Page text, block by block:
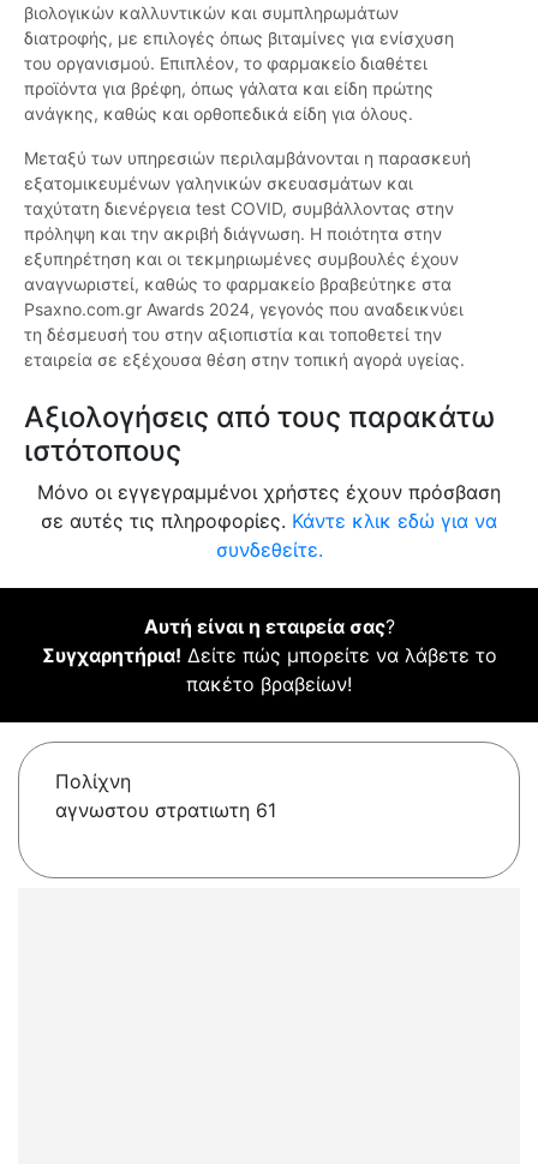
βιολογικών καλλυντικών και συμπληρωμάτων
διατροφής, με επιλογές όπως βιταμίνες για ενίσχυση
του οργανισμού. Επιπλέον, το φαρμακείο διαθέτει
προϊόντα για βρέφη, όπως γάλατα και είδη πρώτης
ανάγκης, καθώς και ορθοπεδικά είδη για όλους.
Μεταξύ των υπηρεσιών περιλαμβάνονται η παρασκευή
εξατομικευμένων γαληνικών σκευασμάτων και
ταχύτατη διενέργεια test COVID, συμβάλλοντας στην
πρόληψη και την ακριβή διάγνωση. Η ποιότητα στην
εξυπηρέτηση και οι τεκμηριωμένες συμβουλές έχουν
αναγνωριστεί, καθώς το φαρμακείο βραβεύτηκε στα
Psaxno.com.gr Awards 2024, γεγονός που αναδεικνύει
τη δέσμευσή του στην αξιοπιστία και τοποθετεί την
εταιρεία σε εξέχουσα θέση στην τοπική αγορά υγείας.
Αξιολογήσεις από τους παρακάτω
ιστότοπους
Μόνο οι εγγεγραμμένοι χρήστες έχουν πρόσβαση
σε αυτές τις πληροφορίες. Κάντε κλικ εδώ για να
συνδεθείτε.
Αυτή είναι η εταιρεία σας?
Συγχαρητήρια! Δείτε πώς μπορείτε να λάβετε το
πακέτο βραβείων!
Πολίχνη
αγνωστου στρατιωτη 61